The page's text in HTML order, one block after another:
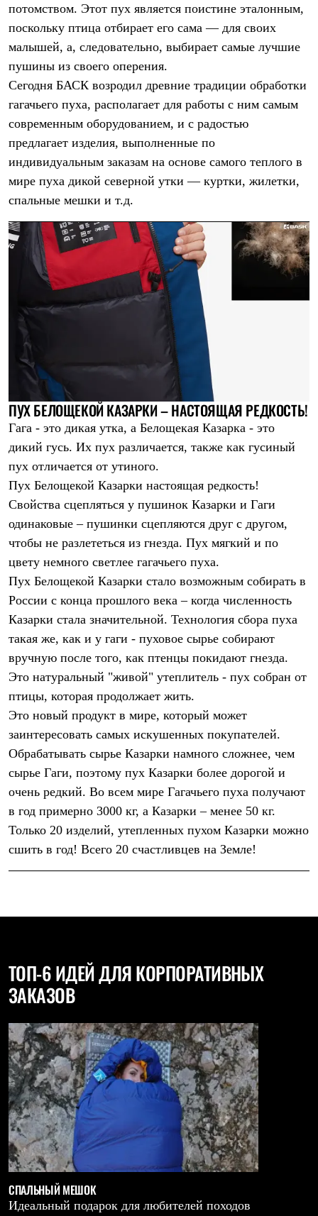
потомством. Этот пух является поистине эталонным,
поскольку птица отбирает его сама — для своих
малышей, а, следовательно, выбирает самые лучшие
пушины из своего оперения.
Сегодня БАСК возродил древние традиции обработки
гагачьего пуха, располагает для работы с ним самым
современным оборудованием, и с радостью
предлагает изделия, выполненные по
индивидуальным заказам на основе самого теплого в
мире пуха дикой северной утки — куртки, жилетки,
спальные мешки и т.д.
ПУХ БЕЛОЩЕКОЙ КАЗАРКИ – НАСТОЯЩАЯ РЕДКОСТЬ!
Гага - это дикая утка, а Белощекая Казарка - это
дикий гусь. Их пух различается, также как гусиный
пух отличается от утиного.
Пух Белощекой Казарки настоящая редкость!
Свойства сцепляться у пушинок Казарки и Гаги
одинаковые – пушинки сцепляются друг с другом,
чтобы не разлететься из гнезда. Пух мягкий и по
цвету немного светлее гагачьего пуха.
Пух Белощекой Казарки стало возможным собирать в
России с конца прошлого века – когда численность
Казарки стала значительной. Технология сбора пуха
такая же, как и у гаги - пуховое сырье собирают
вручную после того, как птенцы покидают гнезда.
Это натуральный "живой" утеплитель - пух собран от
птицы, которая продолжает жить.
Это новый продукт в мире, который может
заинтересовать самых искушенных покупателей.
Обрабатывать сырье Казарки намного сложнее, чем
сырье Гаги, поэтому пух Казарки более дорогой и
очень редкий. Во всем мире Гагачьего пуха получают
в год примерно 3000 кг, а Казарки – менее 50 кг.
Только 20 изделий, утепленных пухом Казарки можно
сшить в год! Всего 20 счастливцев на Земле!
ТОП-6 ИДЕЙДЛЯ КОРПОРАТИВНЫХ
ЗАКАЗОВ
СПАЛЬНЫЙ МЕШОК
Идеальный подарок для любителей походов